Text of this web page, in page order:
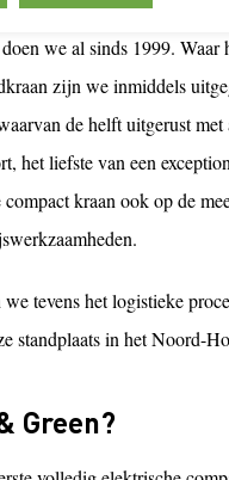
gaan we voor het
we al sinds 1999. Waar
zijn we inmiddels
de helft uitgerust
het liefste van een
kraan ook op de
tevens het logistieke
standplaats in het Noord-
Green?